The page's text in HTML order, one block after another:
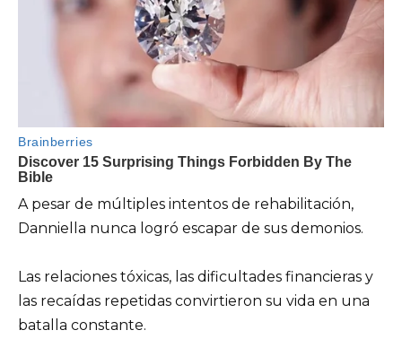
A pesar de múltiples intentos de rehabilitación,
Danniella nunca logró escapar de sus demonios.
Las relaciones tóxicas, las dificultades financieras y
las recaídas repetidas convirtieron su vida en una
batalla constante.